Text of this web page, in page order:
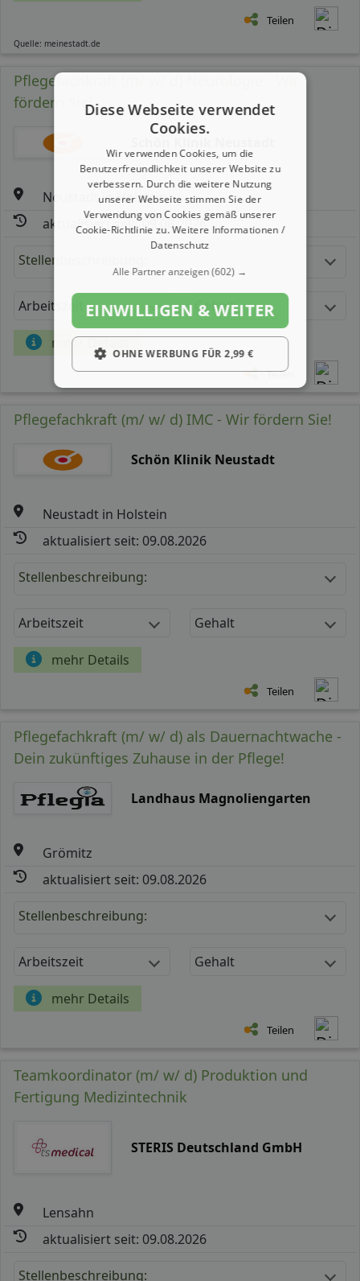
Teilen
Quelle: meinestadt.de
Pflegefachkraft (m/ w/ d) Neurologie - Wir
fördern Sie!
Neustadt in Holstein
aktualisiert seit: 09.08.2026
Stellenbeschreibung:
Arbeitszeit Gehalt
mehr Details
Teilen
Pflegefachkraft (m/ w/ d) IMC - Wir fördern Sie!
Schön Klinik Neustadt
Neustadt in Holstein
aktualisiert seit: 09.08.2026
Stellenbeschreibung:
Arbeitszeit Gehalt
mehr Details
Teilen
Pflegefachkraft (m/ w/ d) als Dauernachtwache -
Dein zukünftiges Zuhause in der Pflege!
Landhaus Magnoliengarten
Grömitz
aktualisiert seit: 09.08.2026
Stellenbeschreibung:
Arbeitszeit Gehalt
mehr Details
Teilen
Teamkoordinator (m/ w/ d) Produktion und
Fertigung Medizintechnik
STERIS Deutschland GmbH
Lensahn
aktualisiert seit: 09.08.2026
Stellenbeschreibung:
Diese Webseite verwendet
Cookies.
Wir verwenden Cookies, um die
Benutzerfreundlichkeit unserer Website zu
verbessern. Durch die weitere Nutzung
unserer Webseite stimmen Sie der
Verwendung von Cookies gemäß unserer
Cookie-Richtlinie zu.Weitere Informationen /
Datenschutz
Alle Partner anzeigen(602) →
EINWILLIGEN & WEITER
OHNE WERBUNG FÜR 2,99 €